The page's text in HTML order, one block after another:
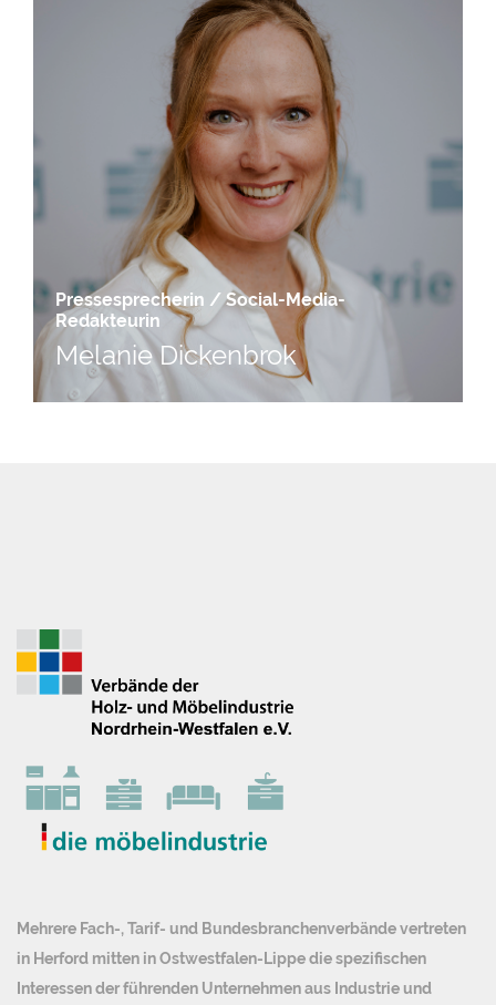
Pressesprecherin / Social-Media-
Redakteurin
Melanie Dickenbrok
Mehrere Fach-, Tarif- und Bundesbranchenverbände vertreten
in Herford mitten in Ostwestfalen-Lippe die spezifischen
Interessen der führenden Unternehmen aus Industrie und